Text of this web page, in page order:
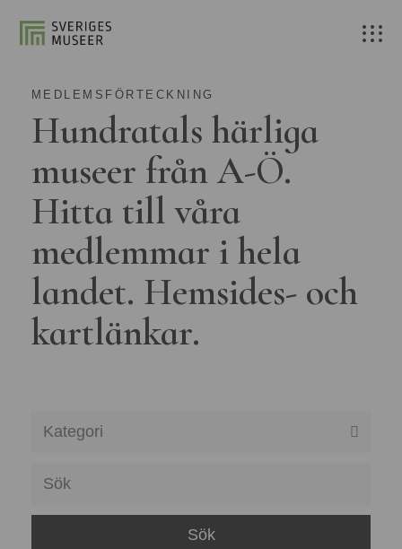
MEDLEMSFÖRTECKNING
Hundratals härliga
museer från A-Ö.
Hitta till våra
medlemmar i hela
landet. Hemsides- och
kartlänkar.